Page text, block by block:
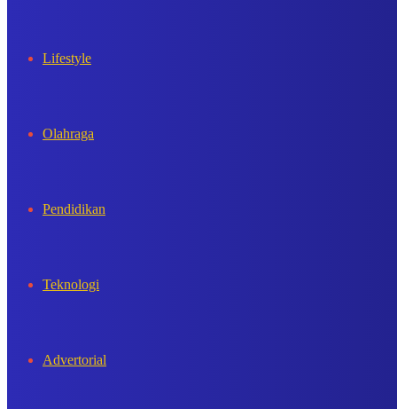
Lifestyle
Olahraga
Pendidikan
Teknologi
Advertorial